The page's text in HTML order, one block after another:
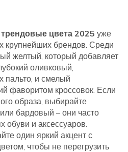
трендовые цвета 2025 уже
крупнейших брендов. Среди
желтый, который добавляет
оливковый,
пальто, и смелый
фаворитом кроссовок. Если
образа, выбирайте
бардовый – они часто
обуви и аксессуаров.
один яркий акцент с
чтобы не перегрузить